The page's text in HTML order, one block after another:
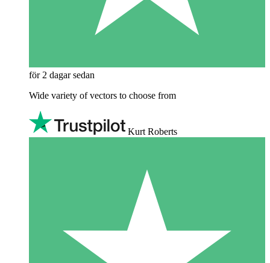
för 2 dagar sedan
Wide variety of vectors to choose from
Kurt Roberts